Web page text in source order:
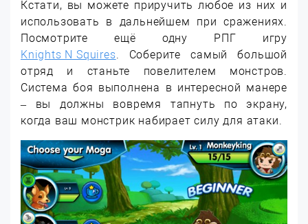
Кстати, вы можете приручить любое из них и
использовать в дальнейшем при сражениях.
Посмотрите ещё одну РПГ игру
Knights N Squires. Соберите самый большой
отряд и станьте повелителем монстров.
Система боя выполнена в интересной манере
– вы должны вовремя тапнуть по экрану,
когда ваш монстрик набирает силу для атаки.